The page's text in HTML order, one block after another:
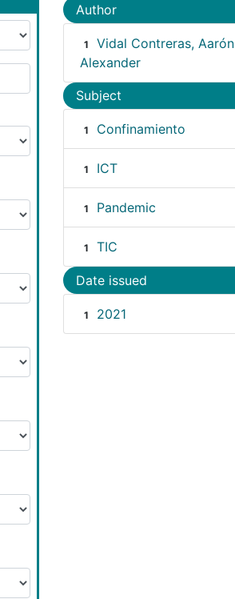
Author
1
Vidal Contreras, Aarón
Alexander
Subject
1 Confinamiento
1 ICT
1 Pandemic
1 TIC
Date issued
1 2021